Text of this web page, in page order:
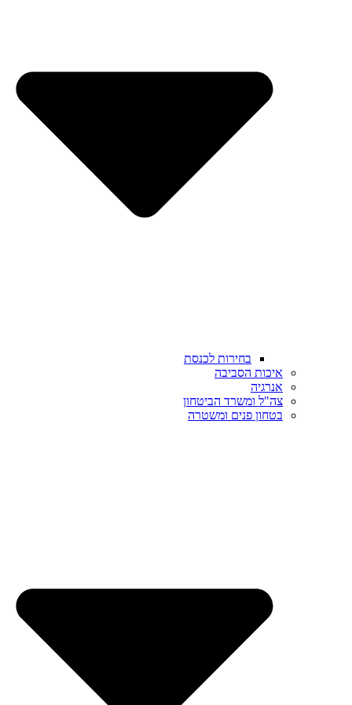
בחירות לכנסת
איכות הסביבה
אנרגיה
צה"ל ומשרד הביטחון
בטחון פנים ומשטרה